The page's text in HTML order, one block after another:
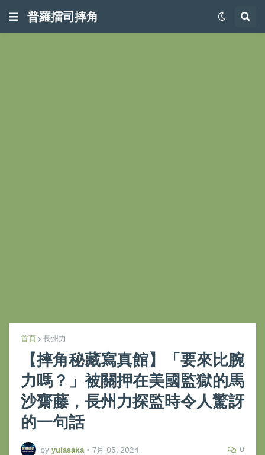
普羅擂司摔角
首頁 長州力
【摔角秘藏寫真館】「要來比腕
力嗎？」被關押在美國監獄的馬
沙齋藤，長州力探監時令人驚訝
的一句話
by yuiasaka • 7月 05, 2024 0